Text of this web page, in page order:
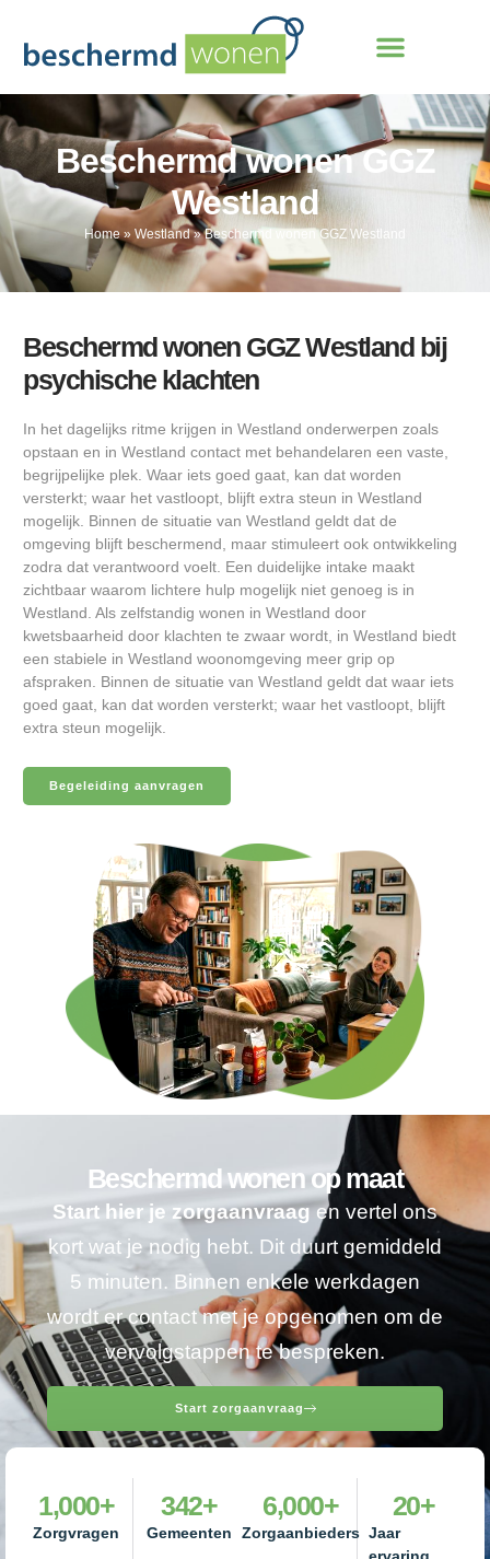
Beschermd wonen GGZ
Westland
Home» Westland»Beschermd wonen GGZ Westland
Beschermd wonen GGZ Westland bij
psychische klachten
In het dagelijks ritme krijgen in Westland onderwerpen zoals
opstaan en in Westland contact met behandelaren een vaste,
begrijpelijke plek. Waar iets goed gaat, kan dat worden
versterkt; waar het vastloopt, blijft extra steun in Westland
mogelijk. Binnen de situatie van Westland geldt dat de
omgeving blijft beschermend, maar stimuleert ook ontwikkeling
zodra dat verantwoord voelt. Een duidelijke intake maakt
zichtbaar waarom lichtere hulp mogelijk niet genoeg is in
Westland. Als zelfstandig wonen in Westland door
kwetsbaarheid door klachten te zwaar wordt, in Westland biedt
een stabiele in Westland woonomgeving meer grip op
afspraken. Binnen de situatie van Westland geldt dat waar iets
goed gaat, kan dat worden versterkt; waar het vastloopt, blijft
extra steun mogelijk.
Begeleiding aanvragen
Beschermd wonen op maat
Start hier je zorgaanvraagen vertel ons
kort wat je nodig hebt. Dit duurt gemiddeld
5 minuten. Binnen enkele werkdagen
wordt er contact met je opgenomen om de
vervolgstappen te bespreken.
Start zorgaanvraag
Zorgvragen
1,000+
Gemeenten
342+
Zorgaanbieders
6,000+
Jaar
ervaring
20+